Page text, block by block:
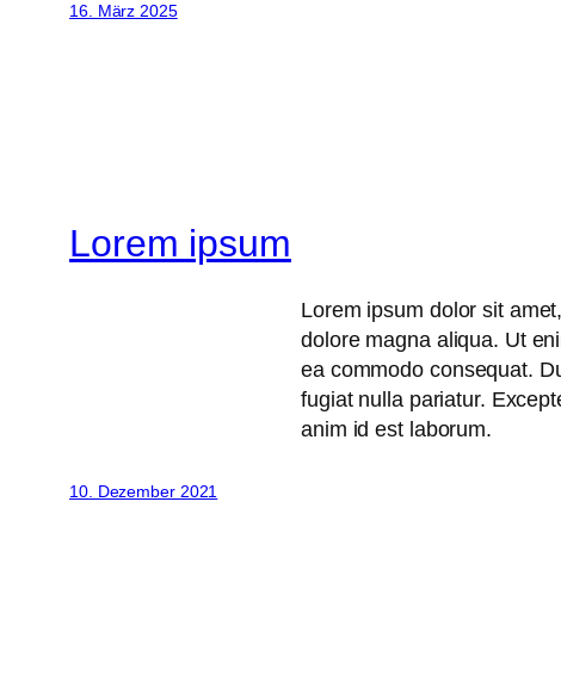
16. März 2025
Lorem ipsum
Lorem ipsum dolor sit
dolore magna aliqua. Ut
ea commodo consequat.
fugiat nulla pariatur.
anim id est laborum.
10. Dezember 2021